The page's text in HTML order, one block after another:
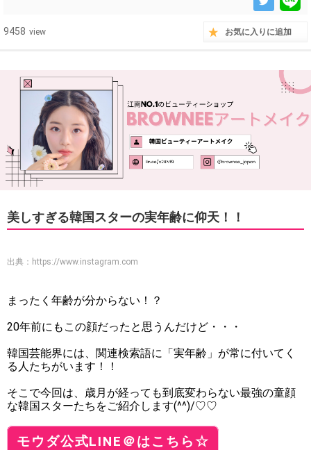
9458 view お気に入りに追加
美しすぎる韓国スターの実年齢に仰天！！
出典： https://www.instagram.com
まったく年齢が分からない！？
20年前にもこの顔だったと思うんだけど・・・
韓国芸能界には、関連検索語に「実年齢」が常に付いてく
る人たちがいます！！
そこで今回は、歳月が経っても到底変わらない最強の童顔
な韓国スターたちをご紹介します(^^)/♡♡
モウダ公式LINE＠はこちら☆